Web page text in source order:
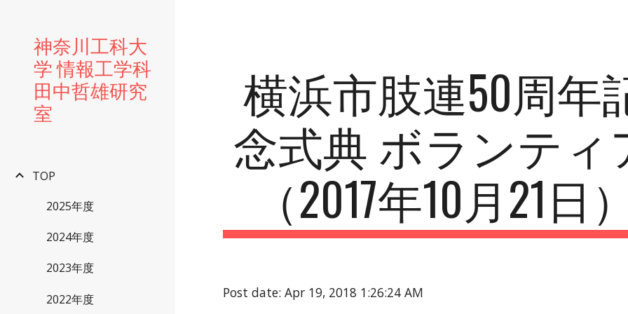
神奈川工科大
学 情報工学科
田中哲雄研究
室
TOP
2025年度
2024年度
2023年度
2022年度
横浜市肢連50周年
念式典 ボランティ
（2017年10月21日）
Post date: Apr 19, 2018 1:26:24 AM